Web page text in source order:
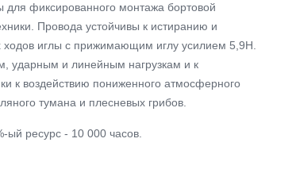
фиксированного монтажа бортовой
Провода устойчивы к истиранию и
иглы с прижимающим иглу усилием 5,9Н.
ударным и линейным нагрузкам и к
к воздействию пониженного атмосферного
тумана и плесневых грибов.
ый ресурс - 10 000 часов.